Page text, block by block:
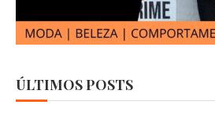
ÚLTIMOS POSTS